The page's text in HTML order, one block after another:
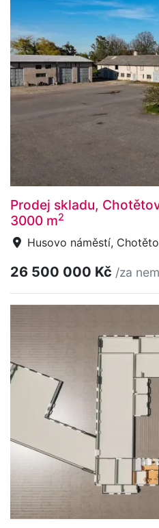
Prodej skladu,
3000 m2
Husovo náměstí,
26 500 000 Kč /za